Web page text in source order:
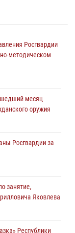
Росгвардии
методическом
месяц
оружия
Росгвардии за
занятие,
Яковлева
Республики